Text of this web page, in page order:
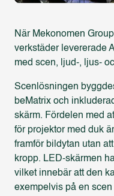
När Mekonomen
verkstäder levererade
med scen, ljud-, ljus-
Scenlösningen
beMatrix och
skärm. Fördelen med
för projektor med duk
framför bildytan utan
kropp. LED-skärmen
vilket innebär att den
exempelvis på en